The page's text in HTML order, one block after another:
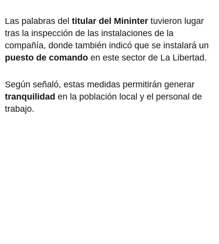
Las palabras del titular del Mininter tuvieron lugar
tras la inspección de las instalaciones de la
compañía, donde también indicó que se instalará un
puesto de comando en este sector de La Libertad.
Según señaló, estas medidas permitirán generar
tranquilidad en la población local y el personal de
trabajo.